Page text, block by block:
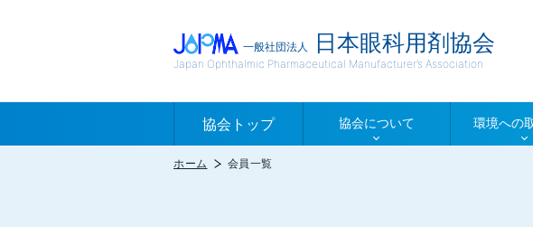
一般社団法人 日本眼科用剤協会
Japan Ophthalmic Pharmaceutical Manufacturer’s Association
協会トップ 協会について 環境への
ホーム 会員一覧